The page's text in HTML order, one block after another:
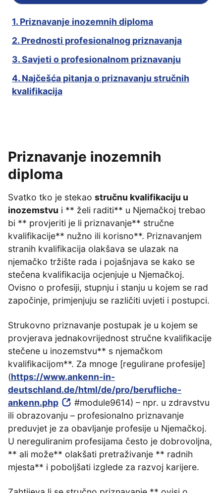
Priznavanje inozemnih
diploma
Svatko tko je stekao stručnu kvalifikaciju u
inozemstvu i ** želi raditi** u Njemačkoj trebao
bi ** provjeriti je li priznavanje** stručne
kvalifikacije** nužno ili korisno**. Priznavanjem
stranih kvalifikacija olakšava se ulazak na
njemačko tržište rada i pojašnjava se kako se
stečena kvalifikacija ocjenjuje u Njemačkoj.
Ovisno o profesiji, stupnju i stanju u kojem se rad
započinje, primjenjuju se različiti uvjeti i postupci.
Strukovno priznavanje postupak je u kojem se
provjerava jednakovrijednost stručne kvalifikacije
stečene u inozemstvu** s njemačkom
kvalifikacijom**. Za mnoge [regulirane profesije]
(https://www.ankenn-in-
deutschland.de/html/de/pro/berufliche-
ankenn.php
#module9614) – npr. u zdravstvu
ili obrazovanju – profesionalno priznavanje
preduvjet je za obavljanje profesije u Njemačkoj.
U nereguliranim profesijama često je dobrovoljna,
** ali može** olakšati pretraživanje ** radnih
mjesta** i poboljšati izglede za razvoj karijere.
1. Priznavanje inozemnih diploma
2. Prednosti profesionalnog priznavanja
3. Savjeti o profesionalnom priznavanju
4. Najčešća pitanja o priznavanju stručnih
kvalifikacija